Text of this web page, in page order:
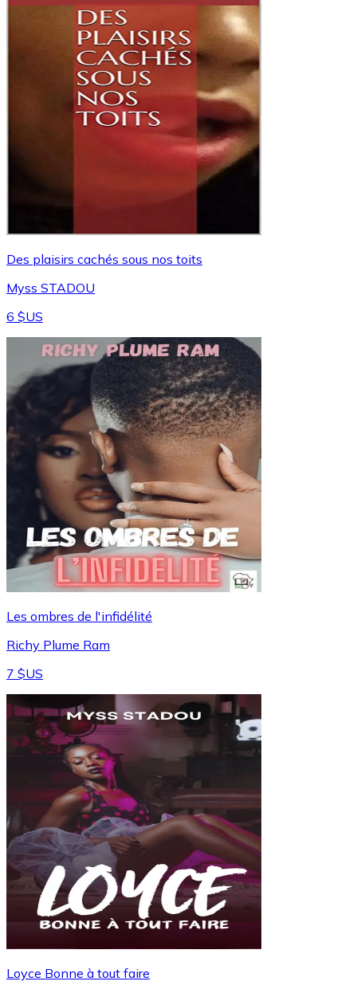
Des plaisirs cachés sous nos toits
Myss STADOU
6 $US
Les ombres de l'infidélité
Richy Plume Ram
7 $US
Loyce Bonne à tout faire